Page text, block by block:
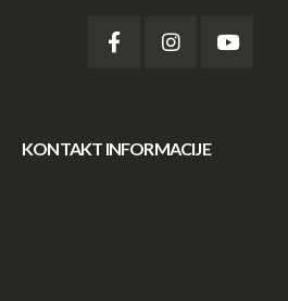
KONTAKT INFORMACIJE